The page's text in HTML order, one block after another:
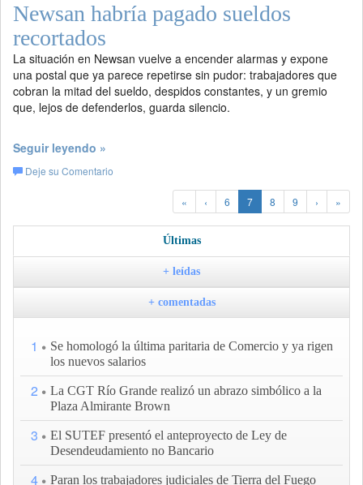
Newsan habría pagado sueldos
recortados
La situación en Newsan vuelve a encender alarmas y expone
una postal que ya parece repetirse sin pudor: trabajadores que
cobran la mitad del sueldo, despidos constantes, y un gremio
que, lejos de defenderlos, guarda silencio.
Seguir leyendo »
Deje su Comentario
« ‹ 6 7 8 9 › »
Últimas
+ leídas
+ comentadas
1
Se homologó la última paritaria de Comercio y ya rigen
los nuevos salarios
2
La CGT Río Grande realizó un abrazo simbólico a la
Plaza Almirante Brown
3
El SUTEF presentó el anteproyecto de Ley de
Desendeudamiento no Bancario
4 Paran los trabajadores judiciales de Tierra del Fuego